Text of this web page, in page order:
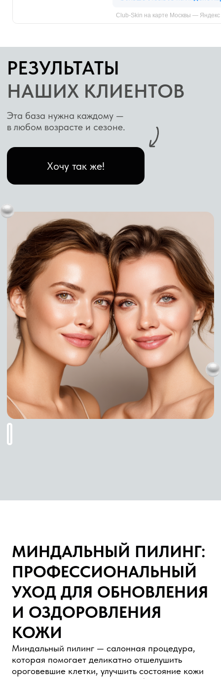
ПРОФЕССИОНАЛЬНЫЙ
УХОД ДЛЯ ОБНОВЛЕНИЯ
И ОЗДОРОВЛЕНИЯ
КОЖИ
Миндальный пилинг — салонная процедура,
которая помогает деликатно отшелушить
ороговевшие клетки, улучшить состояние кожи
сеанса специалист применяет составы с
миндальной кислотой — она действует мягко
благодаря крупному размеру молекул, поэтому
подходит даже для чувствительной кожи.
Благодаря процедуре удаётся заметно
выровнять рельеф, уменьшить проявления
несовершенств и придать коже здоровое
сияние.
повышенной жирности, первых признаках
старения, гиперпигментации и тусклом цвете
лица. Чаще всего миндальный пилинг проводят
как самостоятельный курс процедур либо как
подготовительный этап перед более
интенсивными косметологическими
вмешательствами — например, перед
срединными пилингами или лазерными
методиками, а также в составе комплексного
ухода за проблемной кожей.
ЭФФЕКТ ОТ ПРИМЕНЕНИЯ МИНДАЛЬНОГО
ПИЛИНГА:
деликатное отшелушивание ороговевшего слоя
уменьшение количества воспалений и комедонов;
выравнивание микрорельефа и тона кожи;
сужение пор и снижение избыточной жирности;
осветление пигментных пятен и застойных следов;
смягчение мелких морщинок и общее омолаживающее
улучшение впитываемости уходовых средств.
ПРЕИМУЩЕСТВА УХОДА В САЛОНЕ:
КАК ПРОХОДИТ
ПРОЦЕДУРА?